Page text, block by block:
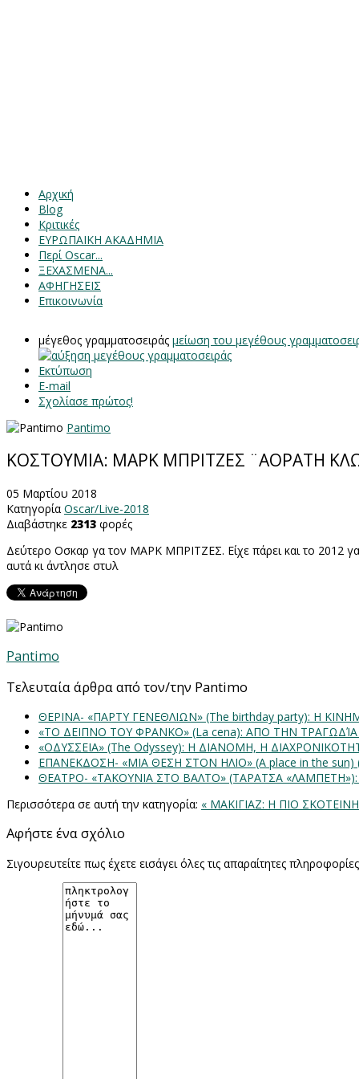
Αρχική
Blog
Κριτικές
ΕΥΡΩΠΑΙΚΗ ΑΚΑΔΗΜΙΑ
Περί Oscar...
ΞΕΧΑΣΜΕΝΑ...
ΑΦΗΓΗΣΕΙΣ
Επικοινωνία
μέγεθος γραμματοσειράς μείωση του μεγέθους
Εκτύπωση
E-mail
Σχολίασε πρώτος!
Pantimo
ΚΟΣΤΟΥΜΙΑ: ΜΑΡΚ ΜΠΡΙΤΖΕΣ ¨ΑΟΡΑΤΗ
05 Μαρτίου 2018
Κατηγορία Oscar/Live-2018
Διαβάστηκε 2313 φορές
Δεύτερο Οσκαρ γα τον ΜΑΡΚ ΜΠΡΙΤΖΕΣ. Είχε πάρει και το 2012
αυτά κι άντλησε στυλ
Pantimo
Τελευταία άρθρα από τον/την Pantimo
ΘΕΡΙΝΑ- «ΠΑΡΤΥ ΓΕΝΕΘΛΙΩΝ» (The birthday party): H
«ΤΟ ΔΕΙΠΝΟ ΤΟΥ ΦΡΑΝΚΟ» (La cena): ΑΠΟ ΤΗΝ
«ΟΔΥΣΣΕΙΑ» (The Odyssey): Η ΔΙΑΝΟΜΗ, Η
ΕΠΑΝΕΚΔΟΣΗ- «ΜΙΑ ΘΕΣΗ ΣΤΟΝ ΗΛΙΟ» (Α place in the
ΘΕΑΤΡΟ- «ΤΑΚΟΥΝΙΑ ΣΤΟ ΒΑΛΤΟ» (ΤΑΡΑΤΣΑ
Περισσότερα σε αυτή την κατηγορία: « ΜΑΚΙΓΙΑΖ: Η ΠΙΟ
Αφήστε ένα σχόλιο
Σιγουρευτείτε πως έχετε εισάγει όλες τις απαραίτητες